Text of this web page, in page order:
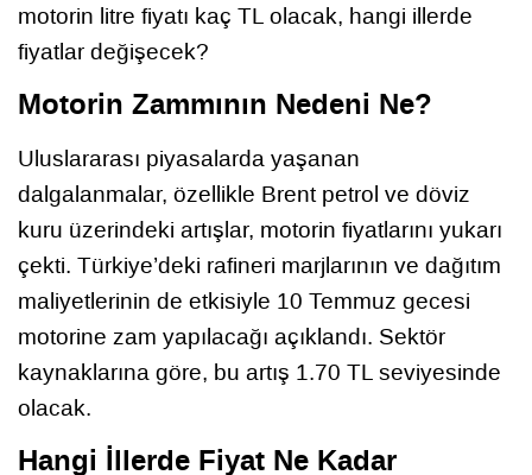
motorin litre fiyatı kaç TL olacak, hangi illerde
fiyatlar değişecek?
Motorin Zammının Nedeni Ne?
Uluslararası piyasalarda yaşanan
dalgalanmalar, özellikle Brent petrol ve döviz
kuru üzerindeki artışlar, motorin fiyatlarını yukarı
çekti. Türkiye’deki rafineri marjlarının ve dağıtım
maliyetlerinin de etkisiyle 10 Temmuz gecesi
motorine zam yapılacağı açıklandı. Sektör
kaynaklarına göre, bu artış 1.70 TL seviyesinde
olacak.
Hangi İllerde Fiyat Ne Kadar